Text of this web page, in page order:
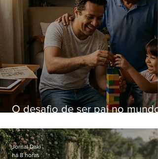
O desafio de ser pai no mundo
Jornal Daki
há 8 horas